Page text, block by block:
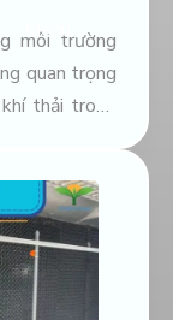
Menu
môi trường
quan trọng
thải trong